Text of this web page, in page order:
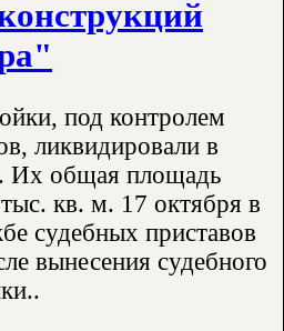
под контролем
ликвидировали в
Их общая площадь
кв. м. 17 октября в
судебных приставов
вынесения судебного